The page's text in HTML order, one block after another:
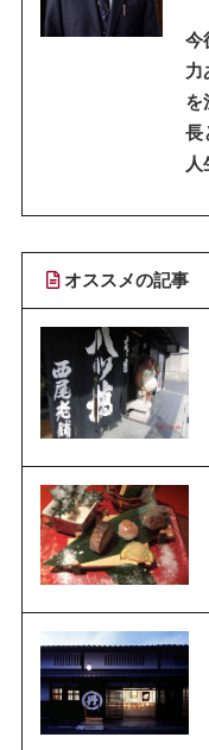
今
力
を
長
人
オススメの記事